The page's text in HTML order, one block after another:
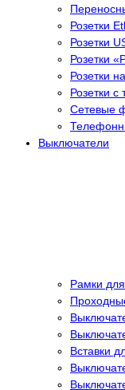
Розетки
Розетки
Розетки
Розетки
Розетки
Сетевые
Выключатели
Рамки
Вставки